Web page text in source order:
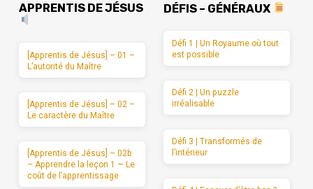
APPRENTIS DE JÉSUS
[Apprentis de Jésus] – 01 –
L’autorité du Maître
[Apprentis de Jésus] – 02 –
Le caractère du Maître
[Apprentis de Jésus] – 02b
– Apprendre la leçon 1 — Le
coût de l’apprentissage
DÉFIS – GÉNÉRAUX
Défi 1 | Un Royaume où tout
est possible
Défi 2 | Un puzzle
irréalisable
Défi 3 | Transformés de
l’intérieur